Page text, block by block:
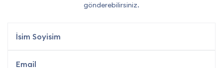
gönderebilirsiniz.